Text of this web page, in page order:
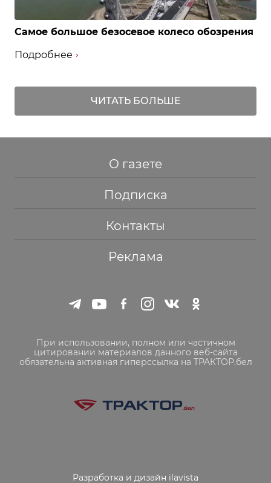
Самое большое безосевое колесо обозрения
Подробнее
ЧИТАТЬ БОЛЬШЕ
О газете
Подписка
Контакты
Реклама
При использовании, полном или частичном
цитировании материалов данного веб-сайта
обязательна активная гиперссылка на ТРАКТОР.бел
Разработка и дизайн ilavista